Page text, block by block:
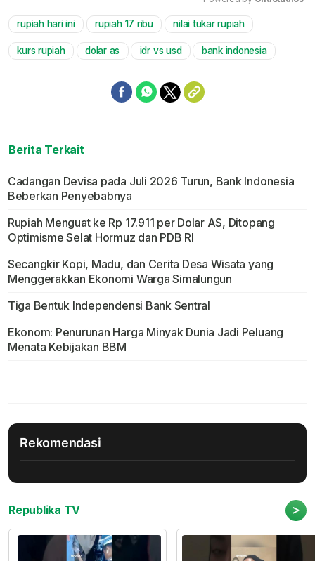
rupiah hari ini rupiah 17 ribu nilai tukar rupiah
kurs rupiah dolar as idr vs usd bank indonesia
Berita Terkait
Cadangan Devisa pada Juli 2026 Turun, Bank Indonesia
Beberkan Penyebabnya
Rupiah Menguat ke Rp 17.911 per Dolar AS, Ditopang
Optimisme Selat Hormuz dan PDB RI
Secangkir Kopi, Madu, dan Cerita Desa Wisata yang
Menggerakkan Ekonomi Warga Simalungun
Tiga Bentuk Independensi Bank Sentral
Ekonom: Penurunan Harga Minyak Dunia Jadi Peluang
Menata Kebijakan BBM
Rekomendasi
Republika TV >